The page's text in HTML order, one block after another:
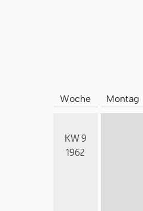
Woche Montag
KW 9
1962